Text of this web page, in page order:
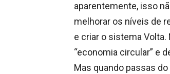
aparentemente, isso
melhorar os níveis de
e criar o sistema Volta.
“economia circular” e
Mas quando passas